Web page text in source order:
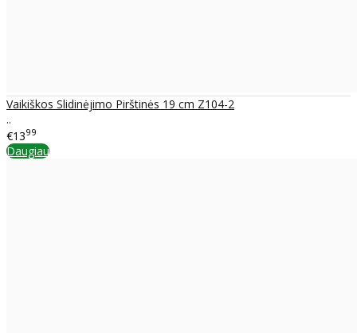
Vaikiškos Slidinėjimo Pirštinės 19 cm Z104-2
..
€1399
Daugiau